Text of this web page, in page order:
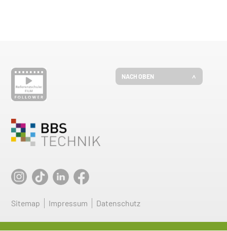
NACH OBEN
Sitemap Impressum Datenschutz